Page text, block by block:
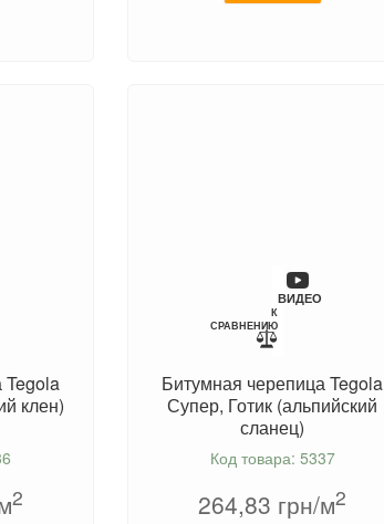
Tegola
клен)
2
ВИДЕО
К
СРАВНЕНИЮ
Битумная черепица Tegola
Супер, Готик (альпийский
сланец)
Код товара: 5337
264,83 грн/м2